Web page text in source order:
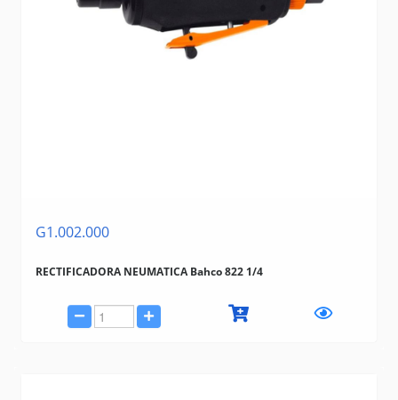
G1.002.000
RECTIFICADORA NEUMATICA Bahco 822 1/4